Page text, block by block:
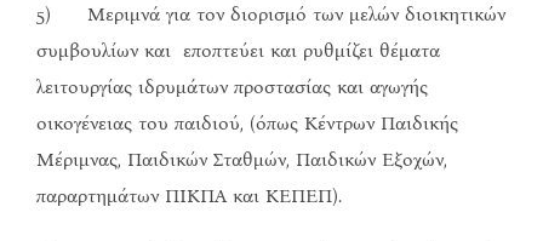
5) Μεριμνά για τον διορισμό των μελών διοικητικών
συμβουλίων και εποπτεύει και ρυθμίζει θέματα
λειτουργίας ιδρυμάτων προστασίας και αγωγής
οικογένειας του παιδιού, (όπως Κέντρων Παιδικής
Μέριμνας, Παιδικών Σταθμών, Παιδικών Εξοχών,
παραρτημάτων ΠΙΚΠΑ και ΚΕΠΕΠ).